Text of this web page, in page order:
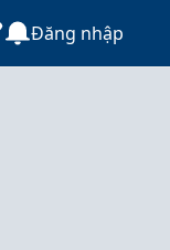
Đăng nhập